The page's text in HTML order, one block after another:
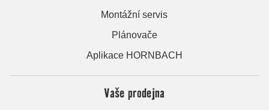
Montážní servis
Plánovače
Aplikace HORNBACH
Vaše prodejna